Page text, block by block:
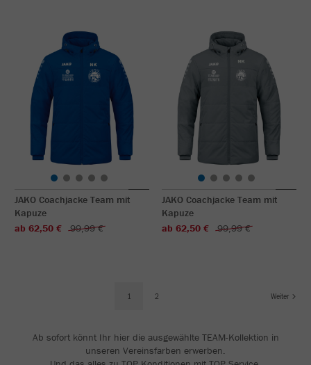
JAKO Coachjacke Team mit
Kapuze
ab 62,50 €
99,99 €
JAKO Coachjacke Team mit
Kapuze
ab 62,50 €
99,99 €
1 2 Weiter
Ab sofort könnt Ihr hier die ausgewählte TEAM-Kollektion in
unseren Vereinsfarben erwerben.